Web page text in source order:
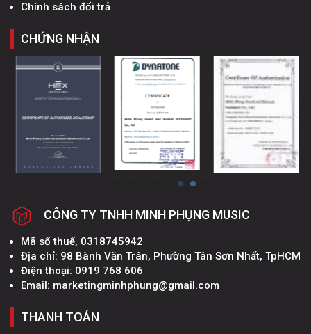
Chính sách đổi trả
CHỨNG NHẬN
CÔNG TY TNHH MINH PHỤNG MUSIC
Mã số thuế, 0318745942
Địa chỉ: 98 Bành Văn Trân, Phường Tân Sơn Nhất, TpHCM
Điện thoại: 0919 768 606
Email: marketingminhphung@gmail.com
THANH TOÁN